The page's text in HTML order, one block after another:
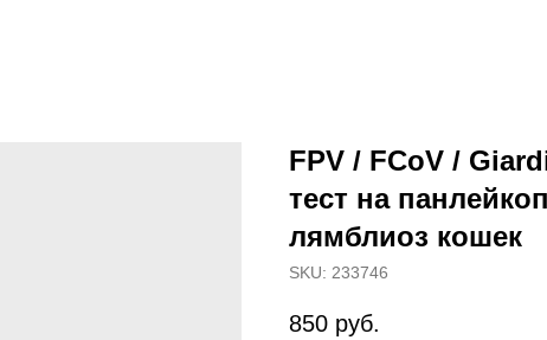
FPV / FCoV /
тест на
лямблиоз кошек
SKU: 233746
850 руб.